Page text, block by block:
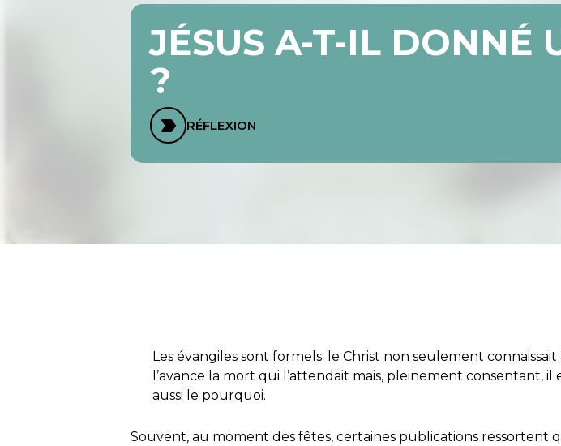
JÉSUS A-T-IL DONNÉ
?
RÉFLEXION
Les évangiles sont formels: le Christ non seulement connaissait
l’avance la mort qui l’attendait mais, pleinement consentant, il
aussi le pourquoi.
Souvent, au moment des fêtes, certaines publications ressortent